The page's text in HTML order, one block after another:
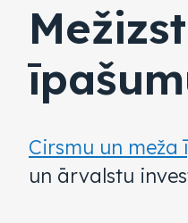
Cirsmu un meža
un ārvalstu